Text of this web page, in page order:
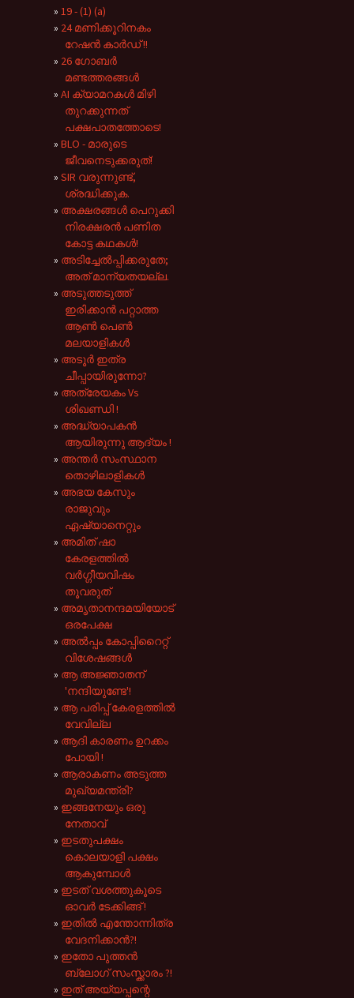
19 - (1) (a)
24 മണിക്കൂറിനകം
റേഷൻ കാർഡ് !!
26 ഗോബർ
മണ്ടത്തരങ്ങൾ
AI ക്യാമറകൾ മിഴി
തുറക്കുന്നത്
പക്ഷപാതത്തോടെ!
BLO - മാരുടെ
ജീവനെടുക്കരുത്!
SIR വരുന്നുണ്ട്,
ശ്രദ്ധിക്കുക.
അക്ഷരങ്ങൾ പെറുക്കി
നിരക്ഷരൻ പണിത
കോട്ട കഥകൾ!
അടിച്ചേൽപ്പിക്കരുതേ;
അത് മാന്യതയല്ല.
അടുത്തടുത്ത്
ഇരിക്കാൻ പറ്റാത്ത
ആൺ പെൺ
മലയാളികൾ
അടൂർ ഇത്ര
ചീപ്പായിരുന്നോ?
അത്രേയകം Vs
ശിഖണ്ഡി !
അദ്ധ്യാപകൻ
ആയിരുന്നു ആദ്യം !
അന്തർ സംസ്ഥാന
തൊഴിലാളികൾ
അഭയ കേസും
രാജുവും
ഏഷ്യാനെറ്റും
അമിത് ഷാ
കേരളത്തിൽ
വർഗ്ഗീയവിഷം
തൂവരുത്
അമൃതാനന്ദമയിയോട്
ഒരപേക്ഷ
അൽ‌പ്പം കോപ്പിറൈറ്റ്
വിശേഷങ്ങൾ
ആ അജ്ഞാതന്
'നന്ദിയുണ്ടേ'!
ആ പരിപ്പ് കേരളത്തിൽ
വേവില്ല
ആദി കാരണം ഉറക്കം
പോയി !
ആരാകണം അടുത്ത
മുഖ്യമന്ത്രി?
ഇങ്ങനേയും ഒരു
നേതാവ്
ഇടതുപക്ഷം
കൊലയാളി പക്ഷം
ആകുമ്പോൾ
ഇടത് വശത്തുകൂടെ
ഓവർ ടേക്കിങ്ങ് !
ഇതിൽ എന്തോന്നിത്ര
വേദനിക്കാൻ?!
ഇതോ പുത്തന്‍
ബ്ലോഗ് സംസ്ക്കാരം ?!
ഇത് അയ്യപ്പന്റെ